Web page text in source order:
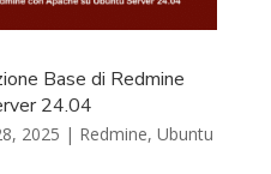
Base di Redmine
24.04
2025 | Redmine, Ubuntu